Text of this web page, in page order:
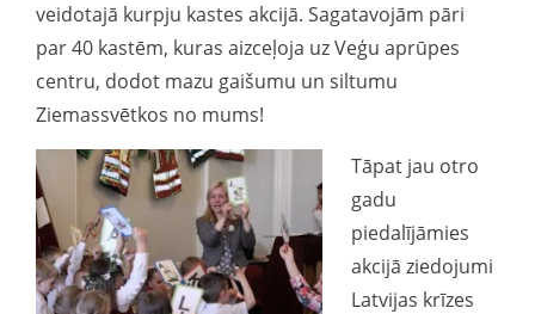
veidotajā kurpju kastes akcijā. Sagatavojām pāri
par 40 kastēm, kuras aizceļoja uz Veģu aprūpes
centru, dodot mazu gaišumu un siltumu
Ziemassvētkos no mums!
Tāpat jau otro
gadu
piedalījāmies
akcijā ziedojumi
Latvijas krīzes